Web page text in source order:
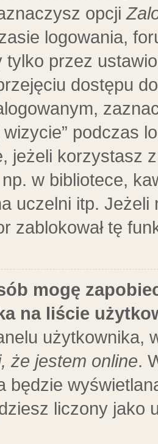
opcji
logowania,
tylko przez
dostępu
podczas
jeżeli korzystasz
w bibliotece,
uczelni itp.
zablokował tę
mogę
na liście
użytkownika,
że jestem online.
będzie
liczony jako